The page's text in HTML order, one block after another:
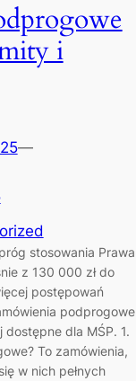
i
—
stosowania Prawa
z 130 000 zł do
postępowań
podprogowe
dla MŚP. 1.
To zamówienia,
w nich pełnych